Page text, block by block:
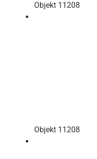
Objekt 11208
Objekt 11208